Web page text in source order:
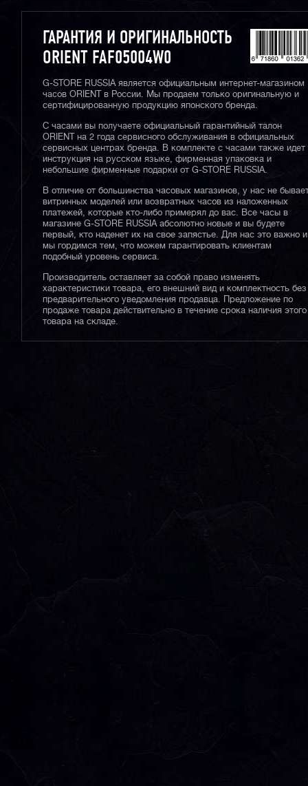
ГАРАНТИЯ И ОРИГИНАЛЬНОСТЬ
ORIENT FAF05004W0
G-STORE RUSSIA является официальным интернет-магазином
часов ORIENT в России. Мы продаем только оригинальную и
сертифицированную продукцию японского бренда.
С часами вы получаете официальный гарантийный талон
ORIENT на 2 года сервисного обслуживания в официальных
сервисных центрах бренда. В комплекте с часами также идет
инструкция на русском языке, фирменная упаковка и
небольшие фирменные подарки от G-STORE RUSSIA.
В отличие от большинства часовых магазинов, у нас не
витринных моделей или возвратных часов из наложенных
платежей, которые кто-либо примерял до вас. Все часы в
магазине G-STORE RUSSIA абсолютно новые и вы будете
первый, кто наденет их на свое запястье. Для нас это важно и
мы гордимся тем, что можем гарантировать клиентам
подобный уровень сервиса.
Производитель оставляет за собой право изменять
характеристики товара, его внешний вид и комплектность без
предварительного уведомления продавца. Предложение по
продаже товара действительно в течение срока наличия этого
товара на складе.